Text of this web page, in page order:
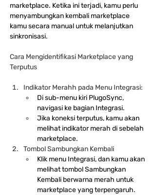
marketplace. Ketika ini terjadi, kamu perlu
menyambungkan kembali marketplace
kamu secara manual untuk melanjutkan
sinkronisasi.
Cara Mengidentifikasi Marketplace yang
Terputus
Indikator Merahh pada Menu Integrasi:
Di sub-menu kiri PlugoSync,
navigasi ke bagian Integrasi.
Jika koneksi terputus, kamu akan
melihat indikator merah di sebelah
marketplace.
Tombol Sambungkan Kembali
Klik menu Integrasi, dan kamu akan
melihat tombol Sambungkan
Kembali berwarna merah untuk
marketplace yang terpengaruh.